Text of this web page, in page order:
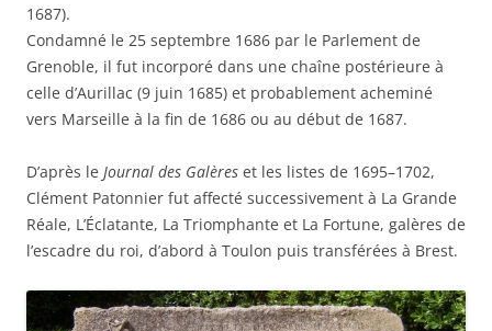
1687).
Condamné le 25 septembre 1686 par le Parlement de
Grenoble, il fut incorporé dans une chaîne postérieure à
celle d’Aurillac (9 juin 1685) et probablement acheminé
vers Marseille à la fin de 1686 ou au début de 1687.
D’après le Journal des Galères et les listes de 1695–1702,
Clément Patonnier fut affecté successivement à La Grande
Réale, L’Éclatante, La Triomphante et La Fortune, galères de
l’escadre du roi, d’abord à Toulon puis transférées à Brest.